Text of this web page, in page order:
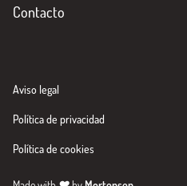
Contacto
Aviso legal
Política de privacidad
Política de cookies